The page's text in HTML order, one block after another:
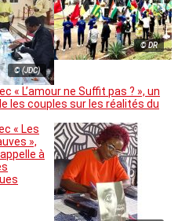
© DR
© (JDC)
« L’amour ne Suffit pas ? », un
les couples sur les réalités du
« Les
»,
à